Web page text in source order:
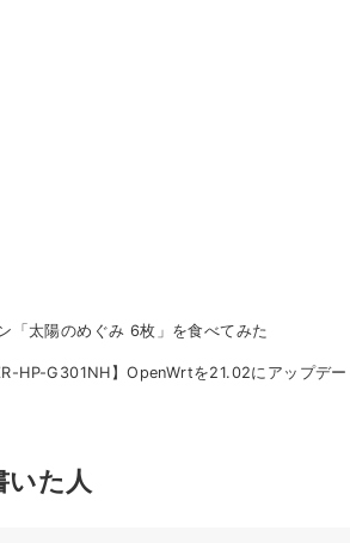
「太陽のめぐみ 6枚」を食べてみた
HP-G301NH】OpenWrtを21.02にアップデ
いた人